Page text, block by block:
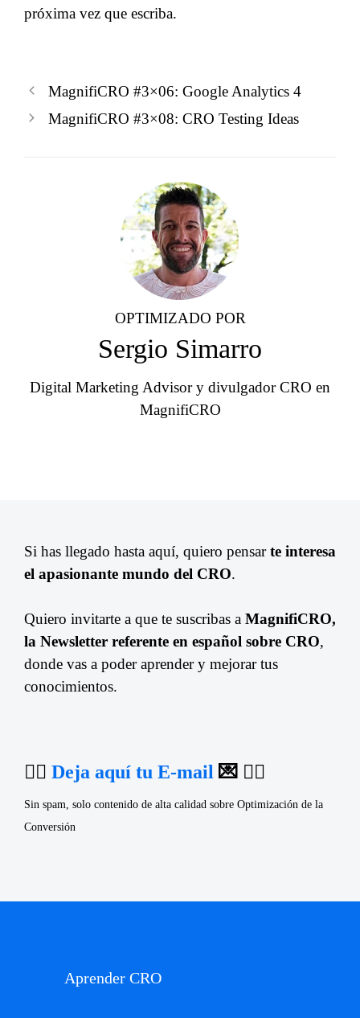
próxima vez que escriba.
MagnifiCRO #3×06: Google Analytics 4
MagnifiCRO #3×08: CRO Testing Ideas
OPTIMIZADO POR
Sergio Simarro
Digital Marketing Advisor y divulgador CRO en
MagnifiCRO
Si has llegado hasta aquí, quiero pensarte interesa
el apasionante mundo del CRO.
Quiero invitarte a que te suscribas a MagnifiCRO,
la Newsletter referente en español sobre CRO,
donde vas a poder aprender y mejorar tus
conocimientos.
👉🏼 Deja aquí tu E-mail 💌 👈🏼
Sin spam, solo contenido de alta calidad sobre Optimización de la
Conversión
Aprender CRO